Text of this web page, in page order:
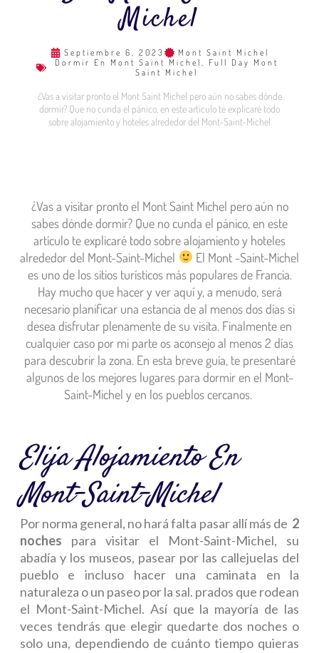
Michel
Septiembre 6, 2023
Mont Saint Michel
Dormir En Mont Saint Michel
Full Day Mont
Saint Michel
¿Vas a visitar pronto el Mont Saint Michel pero aún no sabes dónde
dormir? Que no cunda el pánico, en este artículo te explicaré todo
sobre alojamiento y hoteles alrededor del Mont-Saint-Michel
¿Vas a visitar pronto el Mont Saint Michel pero aún no
sabes dónde dormir? Que no cunda el pánico, en este
artículo te explicaré todo sobre alojamiento y hoteles
alrededor del Mont-Saint-Michel
El Mont -Saint-Michel
es uno de los sitios turísticos más populares de Francia.
Hay mucho que hacer y ver aquí y, a menudo, será
necesario planificar una estancia de al menos dos días si
desea disfrutar plenamente de su visita. Finalmente en
cualquier caso por mi parte os aconsejo al menos 2 días
para descubrir la zona. En esta breve guía, te presentaré
algunos de los mejores lugares para dormir en el Mont-
Saint-Michel y en los pueblos cercanos.
Elija Alojamiento En
Mont-Saint-Michel
Por norma general, no hará falta pasar allí más de 2
noches para visitar el Mont-Saint-Michel, su
abadía y los museos, pasear por las callejuelas del
pueblo e incluso hacer una caminata en la
naturaleza o un paseo por la sal. prados que rodean
el Mont-Saint-Michel. Así que la mayoría de las
veces tendrás que elegir quedarte dos noches o
solo una, dependiendo de cuánto tiempo quieras